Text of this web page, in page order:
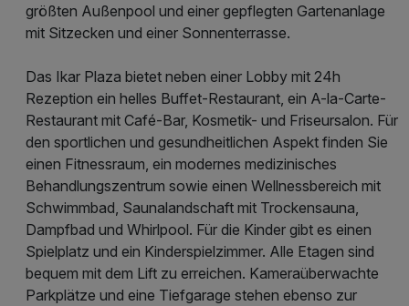
größten Außenpool und einer gepflegten Gartenanlage
mit Sitzecken und einer Sonnenterrasse.
Das Ikar Plaza bietet neben einer Lobby mit 24h
Rezeption ein helles Buffet-Restaurant, ein A-la-Carte-
Restaurant mit Café-Bar, Kosmetik- und Friseursalon. Für
den sportlichen und gesundheitlichen Aspekt finden Sie
einen Fitnessraum, ein modernes medizinisches
Behandlungszentrum sowie einen Wellnessbereich mit
Schwimmbad, Saunalandschaft mit Trockensauna,
Dampfbad und Whirlpool. Für die Kinder gibt es einen
Spielplatz und ein Kinderspielzimmer. Alle Etagen sind
bequem mit dem Lift zu erreichen. Kameraüberwachte
Parkplätze und eine Tiefgarage stehen ebenso zur